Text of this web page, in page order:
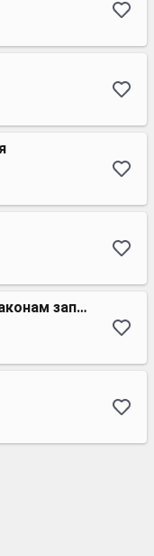
Люби меня так, чтоб законам запретил любить